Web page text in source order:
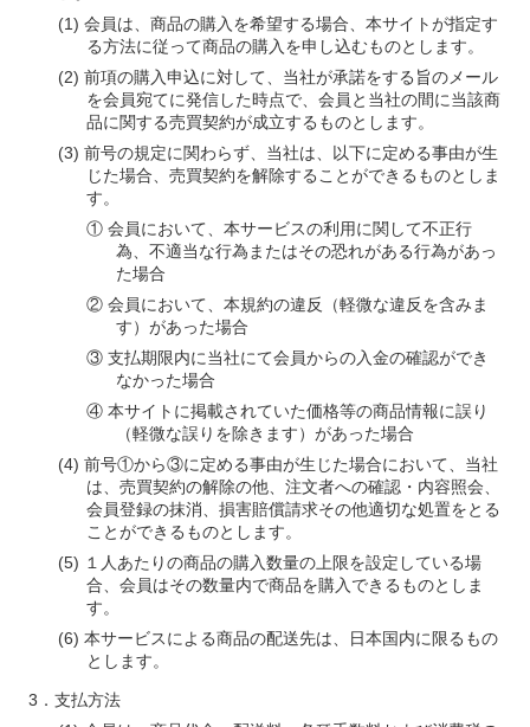
会員は、商品の購入を希望する場合、本サイトが指定す
る方法に従って商品の購入を申し込むものとします。
前項の購入申込に対して、当社が承諾をする旨のメール
を会員宛てに発信した時点で、会員と当社の間に当該商
品に関する売買契約が成立するものとします。
前号の規定に関わらず、当社は、以下に定める事由が生
じた場合、売買契約を解除することができるものとしま
す。
① 会員において、本サービスの利用に関して不正行
為、不適当な行為またはその恐れがある行為があっ
た場合
② 会員において、本規約の違反（軽微な違反を含みま
す）があった場合
③ 支払期限内に当社にて会員からの入金の確認ができ
なかった場合
④ 本サイトに掲載されていた価格等の商品情報に誤り
（軽微な誤りを除きます）があった場合
前号①から③に定める事由が生じた場合において、当社
は、売買契約の解除の他、注文者への確認・内容照会、
会員登録の抹消、損害賠償請求その他適切な処置をとる
ことができるものとします。
１人あたりの商品の購入数量の上限を設定している場
合、会員はその数量内で商品を購入できるものとしま
す。
本サービスによる商品の配送先は、日本国内に限るもの
とします。
支払方法